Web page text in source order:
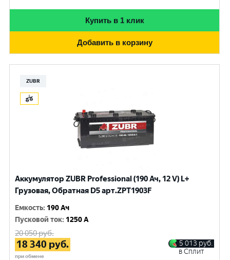
Купить в 1 клик
Добавить в корзину
ZUBR
Аккумулятор ZUBR Professional (190 Ач, 12 V) L+
Грузовая, Обратная D5 арт.ZPT1903F
Емкость: 190 Ач
Пусковой ток: 1250 A
20 050руб.
18 340 руб.
при обмене
5 013 руб.
в Сплит